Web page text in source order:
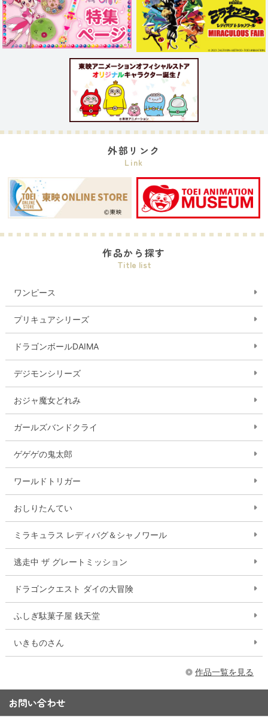
外部リンク
Link
作品から探す
Title list
ワンピース
プリキュアシリーズ
ドラゴンボールDAIMA
デジモンシリーズ
おジャ魔女どれみ
ガールズバンドクライ
ゲゲゲの鬼太郎
ワールドトリガー
おしりたんてい
ミラキュラス レディバグ＆シャノワール
逃走中 ザ グレートミッション
ドラゴンクエスト ダイの大冒険
ふしぎ駄菓子屋 銭天堂
いきものさん
作品一覧を見る
お問い合わせ